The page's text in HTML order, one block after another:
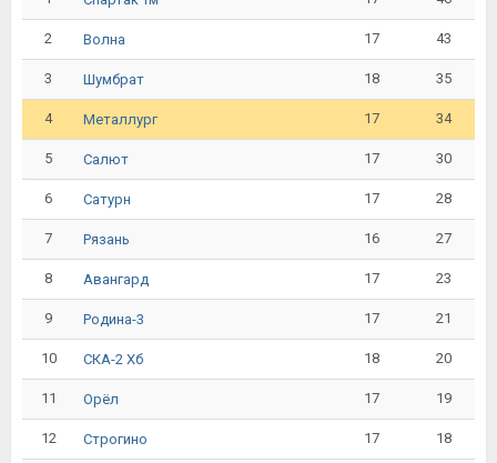
2 Волна 17 43
3 Шумбрат 18 35
4 Металлург 17 34
5 Салют 17 30
6 Сатурн 17 28
7 Рязань 16 27
8 Авангард 17 23
9 Родина-3 17 21
10 СКА-2 Хб 18 20
11 Орёл 17 19
12 Строгино 17 18